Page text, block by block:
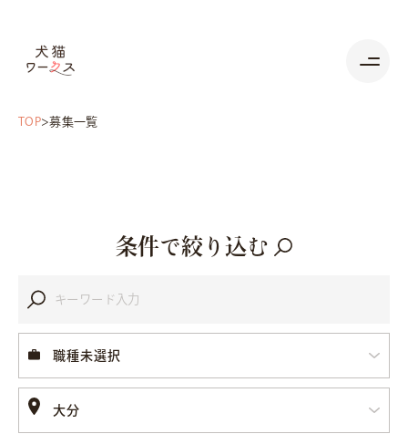
TOP 募集一覧
条件で絞り込む
職種未選択
大分